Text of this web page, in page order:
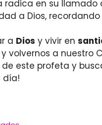
en su
a Dios,
a Dios y vivir en
volvernos a nuestro
este profeta y
día!